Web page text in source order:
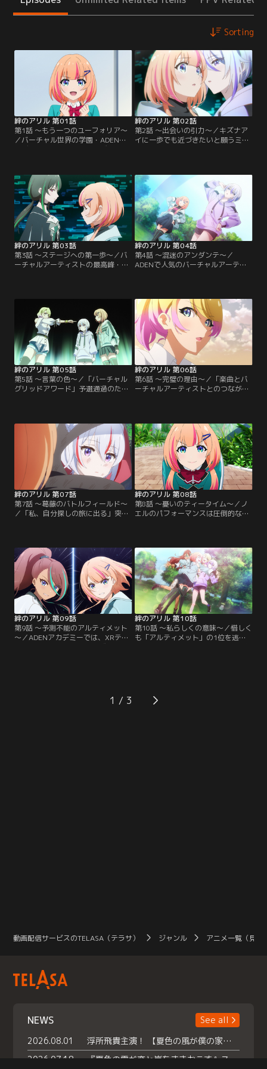
Sorting
絆のアリル 第01話
第1話 ～もう一つのユーフォリア～
／バーチャル世界の学園・ADENア
カデミーの生徒ミラク。キズナアイ
ーマンスを披露する日の朝を迎え
た。緊張の面持ちで家を出たミラク
は、学園内にある温室にたどり着
く。そこには、神秘的な雰囲気をま
とった男子生徒が佇んでいた。【提
供：バンダイチャンネル】
絆のアリル 第02話
第2話 ～出会いの引力～／キズナア
イに一歩でも近づきたいと願うミラ
パフォーマンス映像に背中を押さ
れ、ADEN内の新たな空間に足を踏
み入れる。そこで出会った丸っこい
フォルムのアバター・まるまる（ミ
ラク命名）といるうちにうたた寝を
してしまったミラク。【提供：バン
ダイチャンネル】
絆のアリル 第03話
第3話 ～ステージへの第一歩～／バ
ーチャルアーティストの最高峰・ラ
内で上位15人にランクインするこ
と。ADENが用意した課題曲は、オ
リジナル歌詞に変更することができ
る--そのルールを聞いたミラク
は…。【提供：バンダイチャンネ
ル】
絆のアリル 第04話
第4話 ～混迷のアンダンテ～／
ADENで人気のバーチャルアーティ
一杯練習に打ち込んでいた。クリス
とまるまるに見守られながら、特訓
を重ねるミラクは、自身のパフォー
マンス中のトークスキルが足りない
ことを実感する。【提供：バンダイ
チャンネル】
絆のアリル 第05話
第5話 ～言葉の色～／「バーチャル
グリッドアワード」予選通過のた
も大幅アップ！と思いきや、現実は
そう上手くはいかない。伸び悩むミ
ラクは学園内で一人呆けていると、
勢いよく自分の元にやってくる人影
に気が付く。現れたのは…。【提
供：バンダイチャンネル】
絆のアリル 第06話
第6話 ～完璧の理由～／「楽曲とバ
ーチャルアーティストとのつなが
信をみた人たちの心にも響き、少し
ずつではありながらランキングも上
昇していた。前より自信を持つこと
ができるようになったミラクは、オ
リジナル歌詞を制作することに意欲
をみせ…。【提供：バンダイチャン
ネル】
絆のアリル 第07話
第7話 ～葛藤のバトルフィールド～
／「私、自分探しの旅に出る」突然
リスが実は謎めいた存在であること
に気が付く。ノエルの一声でクリス
について調べることにしたが、過去
の個人配信などを見ればみるほどま
すます謎は深まっていく。【提供：
バンダイチャンネル】
絆のアリル 第08話
第8話 ～憂いのティータイム～／ノ
エルのパフォーマンスは圧倒的な支
内に近付いてきている。一方でミラ
クは、依然としてランキングが伸び
悩んでいた。そんな中、ミラクたち
はADENから学内イベント「アルテ
ィメット」の話題に。【提供：バン
ダイチャンネル】
絆のアリル 第09話
第9話 ～予測不能のアルティメット
～／ADENアカデミーでは、XRテク
ノロジーコースの生徒が作成したレ
られる。ランキングを大幅にアップ
するチャンス！と意気込むミラクた
絆のアリル 第10話
第10話 ～私らしくの意味～／惜しく
も「アルティメット」の1位を逃し
自分がない人間」だとリズに一喝さ
れてしまう。ランキングが停滞した
1
動画配信サービスのTELASA（テラサ） ジャンル アニメ一覧（見放
NEWS
See all
2026.08.01
浮所飛貴主演！ 【夏色の風が僕の家にやってきた】 本日よりテラサで独占配信スタート！
2026.07.18
『夏色の雲が恋と嵐をまきおこす』スペシャルメイキング 【Part1】2026年７月18日（土）23時30分～配信スタート！話題のシーンの裏側を大公開！豪華キャスト大集合！ 『武宮家 真夏の家族会議』開催！